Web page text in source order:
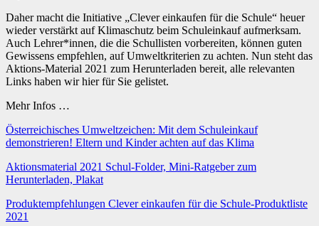
Daher macht die Initiative „Clever einkaufen für die Schule“ heuer
wieder verstärkt auf Klimaschutz beim Schuleinkauf aufmerksam.
Auch Lehrer*innen, die die Schullisten vorbereiten, können guten
Gewissens empfehlen, auf Umweltkriterien zu achten. Nun steht das
Aktions-Material 2021 zum Herunterladen bereit, alle relevanten
Links haben wir hier für Sie gelistet.
Mehr Infos …
Österreichisches Umweltzeichen: Mit dem Schuleinkauf
demonstrieren! Eltern und Kinder achten auf das Klima
Aktionsmaterial 2021 Schul-Folder, Mini-Ratgeber zum
Herunterladen, Plakat
Produktempfehlungen Clever einkaufen für die Schule-Produktliste
2021